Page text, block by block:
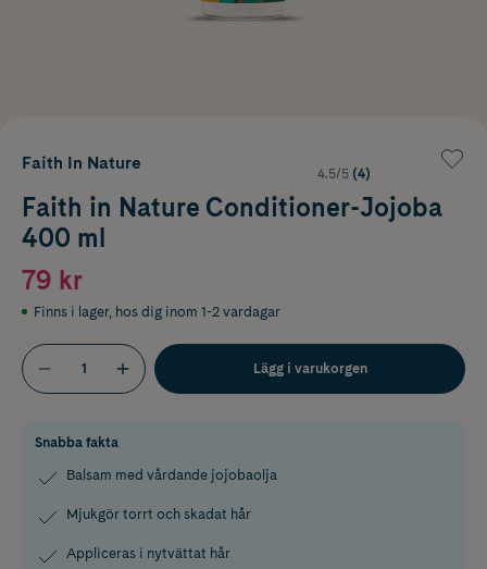
Faith In Nature
4.5/5 (4)
Faith in Nature Conditioner-Jojoba
400 ml
79 kr
Finns i lager, hos dig inom 1-2 vardagar
Lägg i varukorgen
Snabba fakta
Balsam med vårdande jojobaolja
Mjukgör torrt och skadat hår
Appliceras i nytvättat hår